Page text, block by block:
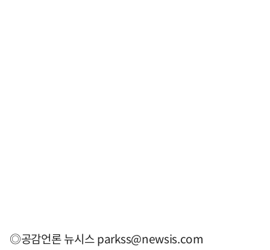
◎공감언론 뉴시스parkss@newsis.com